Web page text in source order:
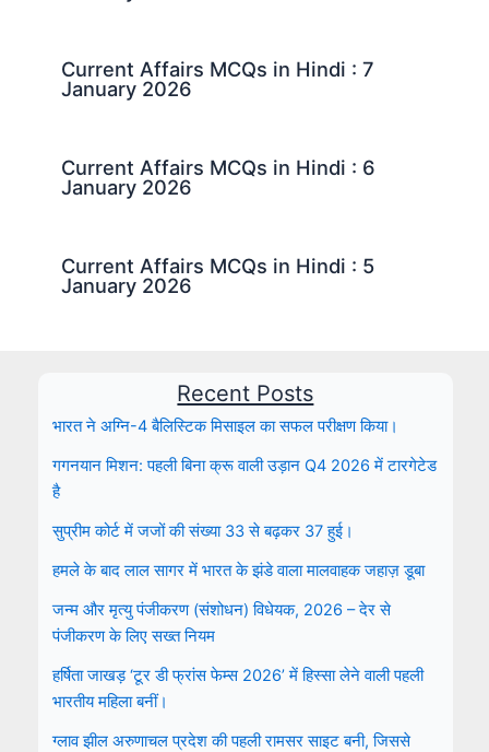
Current Affairs MCQs in Hindi : 7
January 2026
Current Affairs MCQs in Hindi : 6
January 2026
Current Affairs MCQs in Hindi : 5
January 2026
Recent Posts
भारत ने अग्नि-4 बैलिस्टिक मिसाइल का सफल परीक्षण किया।
गगनयान मिशन: पहली बिना क्रू वाली उड़ान Q4 2026 में टारगेटेड
है
सुप्रीम कोर्ट में जजों की संख्या 33 से बढ़कर 37 हुई।
हमले के बाद लाल सागर में भारत के झंडे वाला मालवाहक जहाज़ डूबा
जन्म और मृत्यु पंजीकरण (संशोधन) विधेयक, 2026 – देर से
पंजीकरण के लिए सख्त नियम
हर्षिता जाखड़ ‘टूर डी फ्रांस फेम्स 2026’ में हिस्सा लेने वाली पहली
भारतीय महिला बनीं।
ग्लाव झील अरुणाचल प्रदेश की पहली रामसर साइट बनी, जिससे